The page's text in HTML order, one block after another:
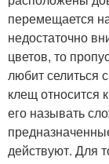
перемещается
недостаточно
цветов, то
любит селиться
клещ относится
его называть
действуют. Для